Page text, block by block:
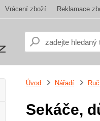
Vrácení zboží Reklamace
Úvod Nářadí
Sekáče,